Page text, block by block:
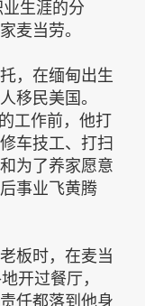
生涯的分
麦当劳。
，在缅甸出生
移民美国。
工作前，他打
车技工、打扫
为了养家愿意
事业飞黄腾
板时，在麦当
开过餐厅，
任都落到他身